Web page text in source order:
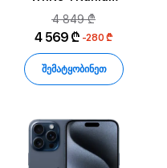
4 849 ₾
4 569 ₾ -280 ₾
შემატყობინეთ